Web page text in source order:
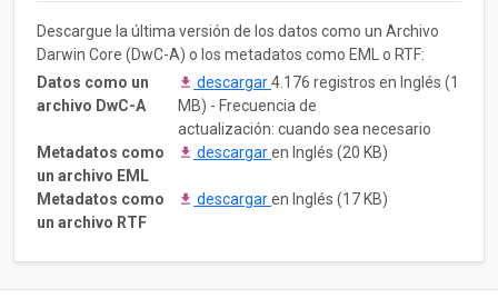
Descargue la última versión de los datos como un Archivo
Darwin Core (DwC-A) o los metadatos como EML o RTF:
Datos como un
archivo DwC-A
descargar4.176 registros en Inglés (1
MB) - Frecuencia de
actualización: cuando sea necesario
Metadatos como
un archivo EML
descargaren Inglés (20 KB)
Metadatos como
un archivo RTF
descargaren Inglés (17 KB)